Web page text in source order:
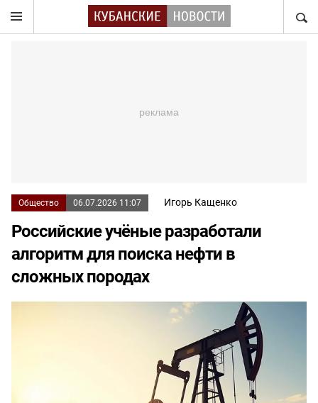
Общество 06.07.2026 11:07 Игорь Кащенко
Российские учёные разработали
алгоритм для поиска нефти в
сложных породах